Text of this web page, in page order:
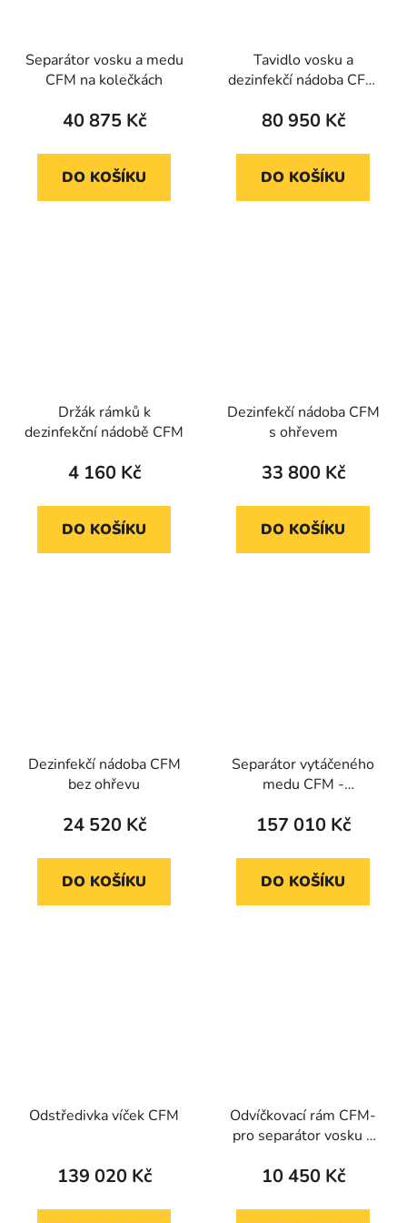
Separátor vosku a medu
CFM na kolečkách
40 875 Kč
DO KOŠÍKU
Tavidlo vosku a
dezinfekčí nádoba CFM
80 950 Kč
DO KOŠÍKU
Držák rámků k
dezinfekční nádobě CFM
4 160 Kč
DO KOŠÍKU
Dezinfekčí nádoba CFM
s ohřevem
33 800 Kč
DO KOŠÍKU
Dezinfekčí nádoba CFM
bez ohřevu
24 520 Kč
DO KOŠÍKU
Separátor vytáčeného
medu CFM -
157 010 Kč
DO KOŠÍKU
Odstředivka víček CFM
139 020 Kč
Odvíčkovací rám CFM-
pro separátor vosku a
10 450 Kč